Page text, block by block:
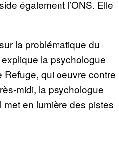
également l’ONS. Elle
la problématique du
la psychologue
Refuge, qui oeuvre contre
midi, la psychologue
met en lumière des pistes